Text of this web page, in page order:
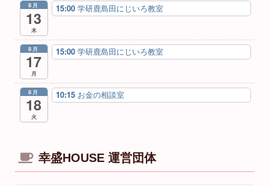
8月
13
木
15:00 学研鹿島田にじいろ教室
8月
17
月
15:00 学研鹿島田にじいろ教室
8月
18
火
10:15 お金の相談室
幸盛HOUSE 運営団体